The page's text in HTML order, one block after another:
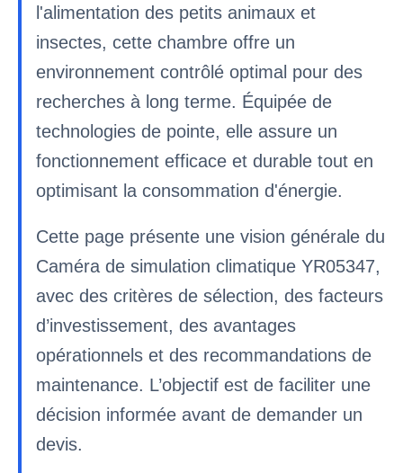
l'alimentation des petits animaux et
insectes, cette chambre offre un
environnement contrôlé optimal pour des
recherches à long terme. Équipée de
technologies de pointe, elle assure un
fonctionnement efficace et durable tout en
optimisant la consommation d'énergie.
Cette page présente une vision générale du
Caméra de simulation climatique YR05347,
avec des critères de sélection, des facteurs
d’investissement, des avantages
opérationnels et des recommandations de
maintenance. L’objectif est de faciliter une
décision informée avant de demander un
devis.